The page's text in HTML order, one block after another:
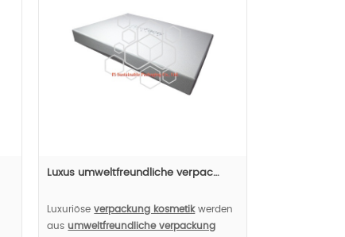
Luxus umweltfreundliche verpac…
Luxuriöseverpackung kosmetikwerden
ausumweltfreundliche verpackung